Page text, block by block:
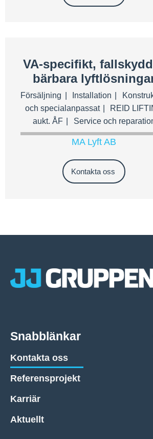
VA-specifikt,
bärbara
Försäljning Installation
och specialanpassat
REID
aukt. ÅF
Service och
MA Lyft AB
Kontakta oss
Snabblänkar
Kontakta oss
Referensprojekt
Karriär
Aktuellt